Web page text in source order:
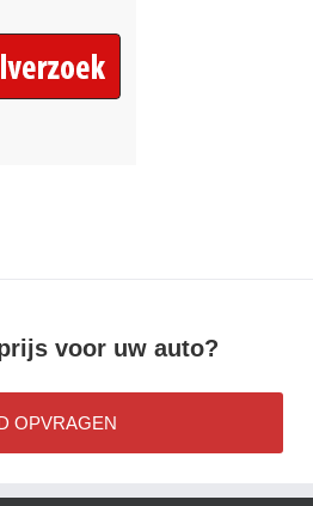
voor uw auto?
OPVRAGEN